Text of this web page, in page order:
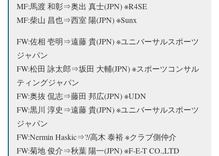
MF:馬渡 和彰⇒奥出 真士(JPN) ※R4SE
MF:柴山 昌也⇒西室 陽(JPN) ※Sunx
FW:佐相 壱明⇒遠藤 貴(JPN) ※ユニバーサルスポーツ
ジャパン
FW:松田 詠太郎⇒坂田 大輔(JPN) ※スポーツコンサル
ティングジャパン
FW:奥抜 侃志⇒藤田 邦広(JPN) ※UDN
FW:黒川 淳史⇒遠藤 貴(JPN) ※ユニバーサルスポーツ
ジャパン
FW:Nermin Haskic⇒?/高木 泰裕 ※クラブ側仲介
FW:菊地 俊介⇒秋葉 陽一(JPN) ※F-E-T CO.,LTD